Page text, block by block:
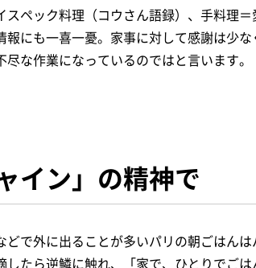
スペック料理（コウさん語録）、手料理
報にも一喜一憂。家事に対して感謝は少
な作業になっているのではと言います。
イン」の精神で
どで外に出ることが多いパリの朝ごはん
したら逆鱗に触れ、「家で、ひとりでごは